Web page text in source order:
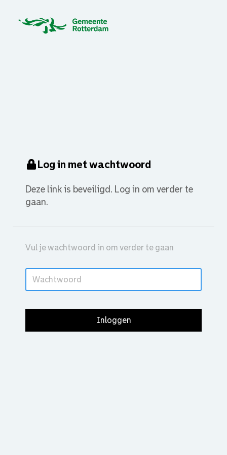
Log in met wachtwoord
Deze link is beveiligd. Log in om verder te
gaan.
Vul je wachtwoord in om verder te gaan